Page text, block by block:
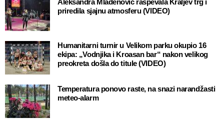
Aleksandra Mladenović raspevala Kraljev trg i
priredila sjajnu atmosferu (VIDEO)
Humanitarni turnir u Velikom parku okupio 16
ekipa: „Vodnjika i Kroasan bar“ nakon velikog
preokreta došla do titule (VIDEO)
Temperatura ponovo raste, na snazi narandžasti
meteo-alarm